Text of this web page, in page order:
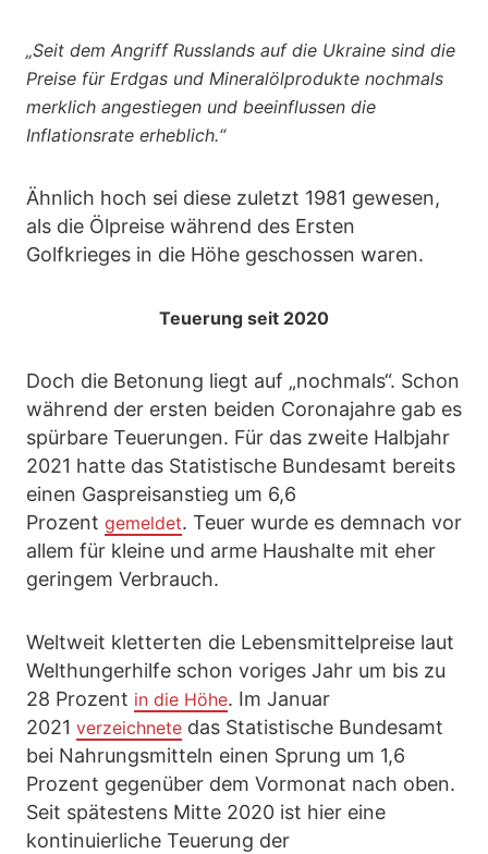
„Seit dem Angriff Russlands auf die Ukraine sind die
Preise für Erdgas und Mineralölprodukte nochmals
merklich angestiegen und beeinflussen die
Inflationsrate erheblich.“
Ähnlich hoch sei diese zuletzt 1981 gewesen,
als die Ölpreise während des Ersten
Golfkrieges in die Höhe geschossen waren.
Teuerung seit 2020
Doch die Betonung liegt auf „nochmals“. Schon
während der ersten beiden Coronajahre gab es
spürbare Teuerungen. Für das zweite Halbjahr
2021 hatte das Statistische Bundesamt bereits
einen Gaspreisanstieg um 6,6
Prozent gemeldet. Teuer wurde es demnach vor
allem für kleine und arme Haushalte mit eher
geringem Verbrauch.
Weltweit kletterten die Lebensmittelpreise laut
Welthungerhilfe schon voriges Jahr um bis zu
28 Prozent in die Höhe. Im Januar
2021 verzeichnete das Statistische Bundesamt
bei Nahrungsmitteln einen Sprung um 1,6
Prozent gegenüber dem Vormonat nach oben.
Seit spätestens Mitte 2020 ist hier eine
kontinuierliche Teuerung der